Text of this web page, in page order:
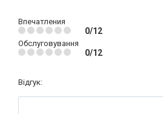
Впечатления
0/12
Обслуговування
0/12
Відгук: